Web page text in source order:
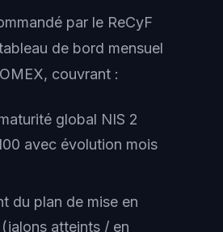
par le ReCyF
de bord mensuel
couvrant :
global NIS 2
avec évolution mois
du plan de mise en
atteints / en